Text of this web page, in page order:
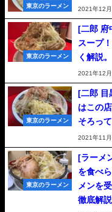
東京のラーメン 2021年12
東京のラーメン
[二郎 府
スープ
く解説。
2021年12月
東京のラーメン
[二郎 目
はこの
そろっ
2021年11
東京のラーメン
[ラーメ
を食べ
メンを
徹底解説